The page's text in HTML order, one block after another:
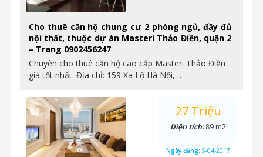
Cho thuê căn hộ chung cư 2 phòng ngủ, đầy đủ
nội thất, thuộc dự án Masteri Thảo Điền, quận 2
– Trang 0902456247
Chuyên cho thuê căn hộ cao cấp Masteri Thảo Điền
giá tốt nhất. Địa chỉ: 159 Xa Lộ Hà Nội,…
27 Triệu
Diện tích:89 m2
Ngày đăng: 5-04-2017